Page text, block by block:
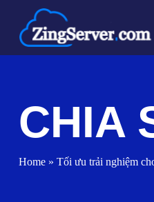
CHIA
Home » Tối ưu trải nghiệm